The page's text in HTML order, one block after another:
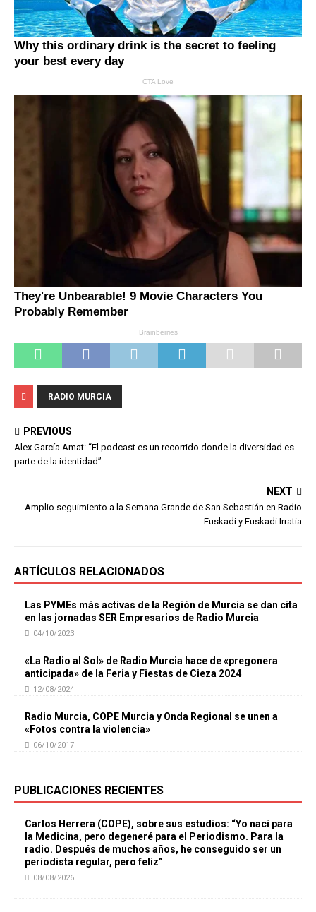
RADIO MURCIA
PREVIOUS
Alex García Amat: “El podcast es un recorrido donde la diversidad es
parte de la identidad”
NEXT
Amplio seguimiento a la Semana Grande de San Sebastián en Radio
Euskadi y Euskadi Irratia
ARTÍCULOS RELACIONADOS
Las PYMEs más activas de la Región de Murcia se dan cita
en las jornadas SER Empresarios de Radio Murcia
04/10/2023
«La Radio al Sol» de Radio Murcia hace de «pregonera
anticipada» de la Feria y Fiestas de Cieza 2024
12/08/2024
Radio Murcia, COPE Murcia y Onda Regional se unen a
«Fotos contra la violencia»
06/10/2017
PUBLICACIONES RECIENTES
Carlos Herrera (COPE), sobre sus estudios: “Yo nací para
la Medicina, pero degeneré para el Periodismo. Para la
radio. Después de muchos años, he conseguido ser un
periodista regular, pero feliz”
08/08/2026